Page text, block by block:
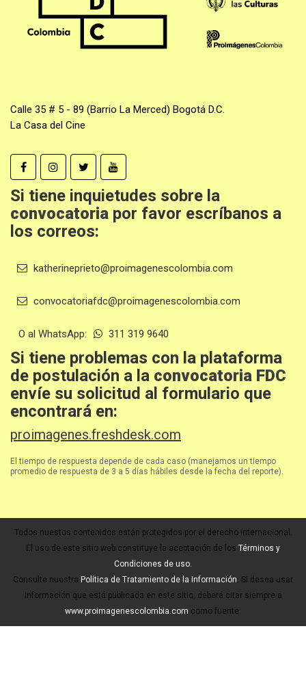
Calle 35 # 5 - 89 (Barrio La Merced) Bogotá D.C.
La Casa del Cine
Si tiene inquietudes sobre la
convocatoria por favor escríbanos a
los correos:
katherineprieto@proimagenescolombia.com
convocatoriafdc@proimagenescolombia.com
O al WhatsApp: 311 319 9640
Si tiene problemas con la plataforma
de postulación a la convocatoria FDC
envíe su solicitud al formulario que
encontrará en:
proimagenes.freshdesk.com
El tiempo de respuesta depende de cada caso (manejamos un tiempo
promedio de respuesta de 3 a 5 días hábiles desde la fecha del reporte).
Todos nuestos contenidos están protegidos por el derecho internacional.
El uso de este sitio web constituye la aceptación de los Términos y
Condiciones de uso.
Consulte nuestra Política de Tratamiento de la Información. Si desea usar
información que está publicada en este sitio, deberá citar siempre a
www.proimagenescolombia.com como fuente.